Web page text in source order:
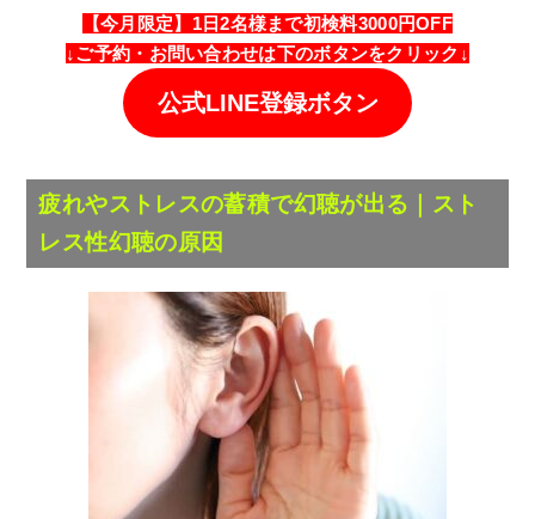
【今月限定】1日2名様まで初検料3000円OFF
↓ご予約・ お問い合わせは下のボタンをクリック↓
公式LINE登録ボタン
疲れやストレスの蓄積で幻聴が出る｜スト
レス性幻聴の原因